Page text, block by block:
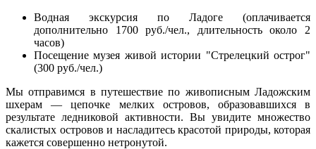
Водная экскурсия по Ладоге (оплачивается
дополнительно 1700 руб./чел., длительность около 2
часов)
Посещение музея живой истории "Стрелецкий острог"
(300 руб./чел.)
Мы отправимся в путешествие по живописным Ладожским
шхерам — цепочке мелких островов, образовавшихся в
результате ледниковой активности. Вы увидите множество
скалистых островов и насладитесь красотой природы, которая
кажется совершенно нетронутой.